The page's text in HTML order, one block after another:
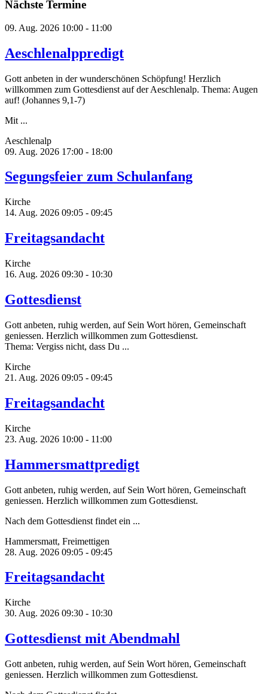
Nächste Termine
09. Aug. 2026 10:00 - 11:00
Aeschlenalppredigt
Gott anbeten in der wunderschönen Schöpfung! Herzlich
willkommen zum Gottesdienst auf der Aeschlenalp. Thema: Augen
auf! (Johannes 9,1-7)
Mit ...
Aeschlenalp
09. Aug. 2026 17:00 - 18:00
Segungsfeier zum Schulanfang
Kirche
14. Aug. 2026 09:05 - 09:45
Freitagsandacht
Kirche
16. Aug. 2026 09:30 - 10:30
Gottesdienst
Gott anbeten, ruhig werden, auf Sein Wort hören, Gemeinschaft
geniessen. Herzlich willkommen zum Gottesdienst.
Thema: Vergiss nicht, dass Du ...
Kirche
21. Aug. 2026 09:05 - 09:45
Freitagsandacht
Kirche
23. Aug. 2026 10:00 - 11:00
Hammersmattpredigt
Gott anbeten, ruhig werden, auf Sein Wort hören, Gemeinschaft
geniessen. Herzlich willkommen zum Gottesdienst.
Nach dem Gottesdienst findet ein ...
Hammersmatt, Freimettigen
28. Aug. 2026 09:05 - 09:45
Freitagsandacht
Kirche
30. Aug. 2026 09:30 - 10:30
Gottesdienst mit Abendmahl
Gott anbeten, ruhig werden, auf Sein Wort hören, Gemeinschaft
geniessen. Herzlich willkommen zum Gottesdienst.